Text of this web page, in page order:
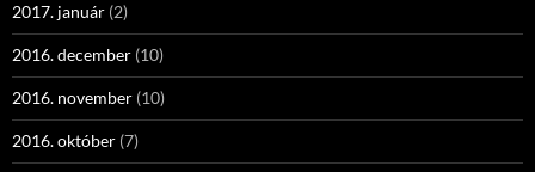
2017. január (2)
2016. december (10)
2016. november (10)
2016. október (7)